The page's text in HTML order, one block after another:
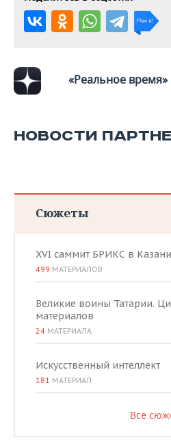
«Реальное время»
НОВОСТИ
Сюжеты
XVI саммит БРИКС в Казани
499 МАТЕРИАЛОВ
Великие воины Татарии.
материалов
24 МАТЕРИАЛА
Искусственный интеллект
181 МАТЕРИАЛ
Все